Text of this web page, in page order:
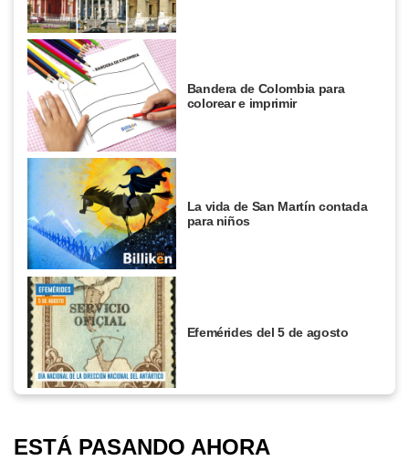
Bandera de Colombia para
colorear e imprimir
La vida de San Martín contada
para niños
Efemérides del 5 de agosto
ESTÁ PASANDO AHORA